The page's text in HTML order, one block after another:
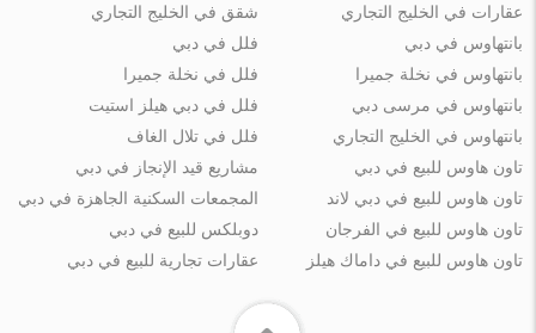
عقارات في الخليج التجاري
شقق في الخليج التجاري
بانتهاوس في دبي
بانتهاوس في نخلة جميرا
بانتهاوس في مرسى دبي
بانتهاوس في الخليج التجاري
فلل في دبي
فلل في نخلة جميرا
فلل في دبي هيلز استيت
فلل في تلال الغاف
تاون هاوس للبيع في دبي
تاون هاوس للبيع في دبي لاند
تاون هاوس للبيع في الفرجان
تاون هاوس للبيع في داماك هيلز
مشاريع قيد الإنجاز في دبي
المجمعات السكنية الجاهزة في دبي
دوبلكس للبيع في دبي
عقارات تجارية للبيع في دبي